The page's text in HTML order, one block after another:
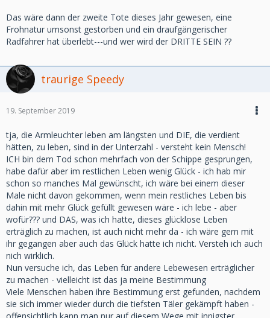
Das wäre dann der zweite Tote dieses Jahr gewesen, eine
Frohnatur umsonst gestorben und ein draufgängerischer
Radfahrer hat überlebt---und wer wird der DRITTE SEIN ??
traurige Speedy
19. September 2019
tja, die Armleuchter leben am längsten und DIE, die verdient
hätten, zu leben, sind in der Unterzahl - versteht kein Mensch!
ICH bin dem Tod schon mehrfach von der Schippe gesprungen,
habe dafür aber im restlichen Leben wenig Glück - ich hab mir
schon so manches Mal gewünscht, ich wäre bei einem dieser
Male nicht davon gekommen, wenn mein restliches Leben bis
dahin mit mehr Glück gefüllt gewesen wäre - ich lebe - aber
wofür??? und DAS, was ich hatte, dieses glücklose Leben
erträglich zu machen, ist auch nicht mehr da - ich wäre gern mit
ihr gegangen aber auch das Glück hatte ich nicht. Versteh ich auch
nich wirklich.
Nun versuche ich, das Leben für andere Lebewesen erträglicher
zu machen - vielleicht ist das ja meine Bestimmung
Viele Menschen haben ihre Bestimmung erst gefunden, nachdem
sie sich immer wieder durch die tiefsten Täler gekämpft haben -
offensichtlich kann man nur auf diesem Wege mit innigster